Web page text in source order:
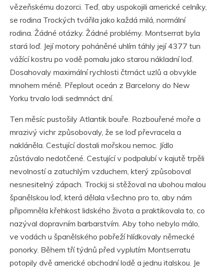
vězeňskému dozorci. Teď, aby uspokojili americké celníky,
se rodina Trockých tvářila jako každá milá, normální
rodina. Žádné otázky. Žádné problémy. Montserrat byla
stará loď. Její motory poháněné uhlím táhly její 4377 tun
vážící kostru po vodě pomalu jako starou nákladní loď.
Dosahovaly maximální rychlosti čtrnáct uzlů a obvykle
mnohem méně. Přeplout oceán z Barcelony do New
Yorku trvalo lodi sedmnáct dní.
Ten měsíc pustošily Atlantik bouře. Rozbouřené moře a
mrazivý vichr způsobovaly, že se loď převracela a
nakláněla. Cestující dostali mořskou nemoc. Jídlo
zůstávalo nedotčené. Cestující v podpalubí v kajutě trpěli
nevolností a zatuchlým vzduchem, který způsoboval
nesnesitelný zápach. Trockij si stěžoval na ubohou malou
španělskou loď, která dělala všechno pro to, aby nám
připomněla křehkost lidského života a praktikovala to, co
nazýval dopravním barbarstvím. Aby toho nebylo málo,
ve vodách u španělského pobřeží hlídkovaly německé
ponorky. Během tří týdnů před vyplutím Montserratu
potopily dvě americké obchodní lodě a jednu italskou. Je